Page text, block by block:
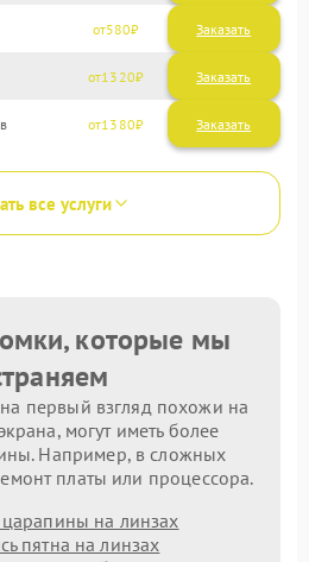
580
1320
1380
все услуги
которые мы
первый взгляд похожи на
могут иметь более
Например, в сложных
платы или процессора.
на линзах
пятна на линзах